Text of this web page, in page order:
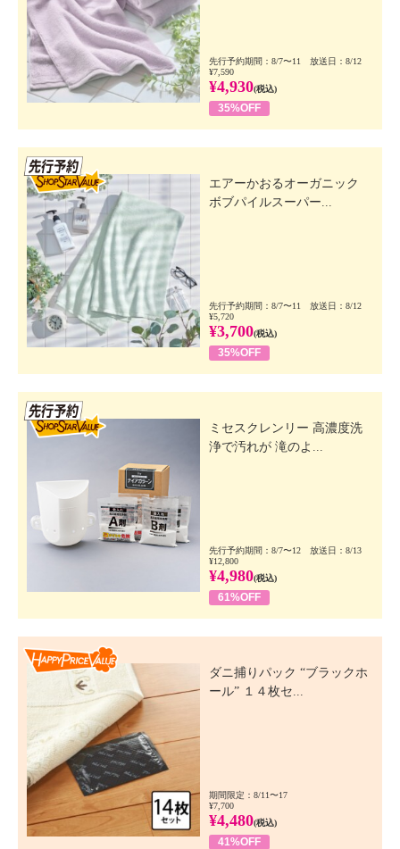
先行予約期間：8/7〜11 放送日：8/12
¥7,590
¥4,930(税込)
35%OFF
エアーかおるオーガニック
ボブパイルスーパー...
先行予約期間：8/7〜11 放送日：8/12
¥5,720
¥3,700(税込)
35%OFF
ミセスクレンリー 高濃度洗
浄で汚れが 滝のよ...
先行予約期間：8/7〜12 放送日：8/13
¥12,800
¥4,980(税込)
61%OFF
ダニ捕りパック “ブラックホ
ール” １４枚セ...
期間限定：8/11〜17
¥7,700
¥4,480(税込)
41%OFF